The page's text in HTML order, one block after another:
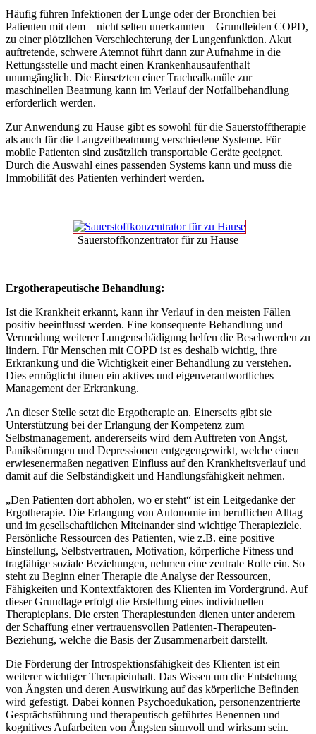
Häufig führen Infektionen der Lunge oder der Bronchien bei
Patienten mit dem – nicht selten unerkannten – Grundleiden COPD,
zu einer plötzlichen Verschlechterung der Lungenfunktion. Akut
auftretende, schwere Atemnot führt dann zur Aufnahme in die
Rettungsstelle und macht einen Krankenhausaufenthalt
unumgänglich. Die Einsetzten einer Trachealkanüle zur
maschinellen Beatmung kann im Verlauf der Notfallbehandlung
erforderlich werden.
Zur Anwendung zu Hause gibt es sowohl für die Sauerstofftherapie
als auch für die Langzeitbeatmung verschiedene Systeme. Für
mobile Patienten sind zusätzlich transportable Geräte geeignet.
Durch die Auswahl eines passenden Systems kann und muss die
Immobilität des Patienten verhindert werden.
Sauerstoffkonzentrator für zu Hause
Ergotherapeutische Behandlung:
Ist die Krankheit erkannt, kann ihr Verlauf in den meisten Fällen
positiv beeinflusst werden. Eine konsequente Behandlung und
Vermeidung weiterer Lungenschädigung helfen die Beschwerden zu
lindern. Für Menschen mit COPD ist es deshalb wichtig, ihre
Erkrankung und die Wichtigkeit einer Behandlung zu verstehen.
Dies ermöglicht ihnen ein aktives und eigenverantwortliches
Management der Erkrankung.
An dieser Stelle setzt die Ergotherapie an. Einerseits gibt sie
Unterstützung bei der Erlangung der Kompetenz zum
Selbstmanagement, andererseits wird dem Auftreten von Angst,
Panikstörungen und Depressionen entgegengewirkt, welche einen
erwiesenermaßen negativen Einfluss auf den Krankheitsverlauf und
damit auf die Selbständigkeit und Handlungsfähigkeit nehmen.
„Den Patienten dort abholen, wo er steht“ ist ein Leitgedanke der
Ergotherapie. Die Erlangung von Autonomie im beruflichen Alltag
und im gesellschaftlichen Miteinander sind wichtige Therapieziele.
Persönliche Ressourcen des Patienten, wie z.B. eine positive
Einstellung, Selbstvertrauen, Motivation, körperliche Fitness und
tragfähige soziale Beziehungen, nehmen eine zentrale Rolle ein. So
steht zu Beginn einer Therapie die Analyse der Ressourcen,
Fähigkeiten und Kontextfaktoren des Klienten im Vordergrund. Auf
dieser Grundlage erfolgt die Erstellung eines individuellen
Therapieplans. Die ersten Therapiestunden dienen unter anderem
der Schaffung einer vertrauensvollen Patienten-Therapeuten-
Beziehung, welche die Basis der Zusammenarbeit darstellt.
Die Förderung der Introspektionsfähigkeit des Klienten ist ein
weiterer wichtiger Therapieinhalt. Das Wissen um die Entstehung
von Ängsten und deren Auswirkung auf das körperliche Befinden
wird gefestigt. Dabei können Psychoedukation, personenzentrierte
Gesprächsführung und therapeutisch geführtes Benennen und
kognitives Aufarbeiten von Ängsten sinnvoll und wirksam sein.